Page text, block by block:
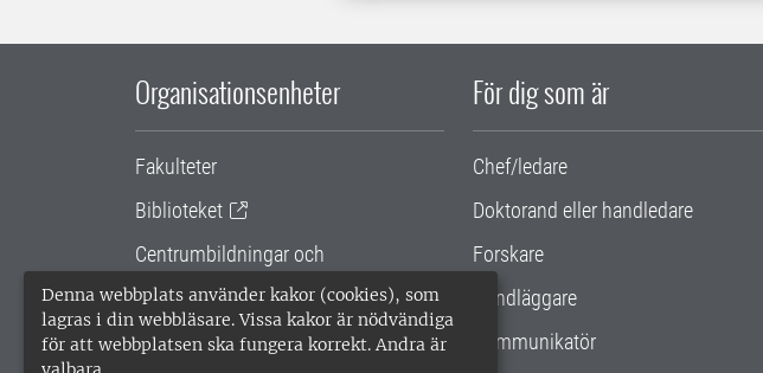
Denna webbplats använder kakor (cookies), som
lagras i din webbläsare. Vissa kakor är nödvändiga
för att webbplatsen ska fungera korrekt. Andra är
Organisationsenheter
Fakulteter
Biblioteket
Centrumbildningar och
samarbetsprojekt
Gemensamma verksamhetsstödet
För dig som är
Chef/ledare
Doktorand eller handledare
Forskare
Handläggare
Kommunikatör